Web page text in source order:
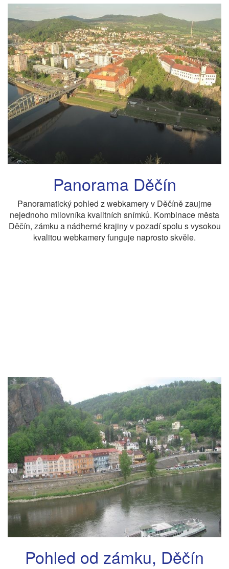
Panorama Děčín
Panoramatický pohled z webkamery v Děčíně zaujme
nejednoho milovníka kvalitních snímků. Kombinace města
Děčín, zámku a nádherné krajiny v pozadí spolu s vysokou
kvalitou webkamery funguje naprosto skvěle.
Pohled od zámku, Děčín